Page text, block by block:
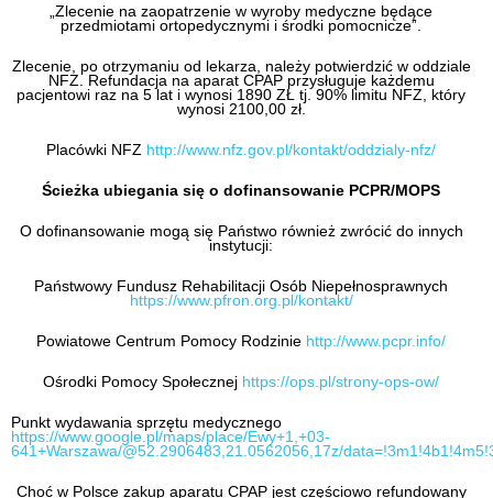
„Zlecenie na zaopatrzenie w wyroby medyczne będące
przedmiotami ortopedycznymi i środki pomocnicze”.
Zlecenie, po otrzymaniu od lekarza, należy potwierdzić w oddziale
NFZ. Refundacja na aparat CPAP przysługuje każdemu
pacjentowi raz na 5 lat i wynosi 1890 ZŁ tj. 90% limitu NFZ, który
wynosi 2100,00 zł.
Placówki NFZ http://www.nfz.gov.pl/kontakt/oddzialy-nfz/
Ścieżka ubiegania się o dofinansowanie PCPR/MOPS
O dofinansowanie mogą się Państwo również zwrócić do innych
instytucji:
Państwowy Fundusz Rehabilitacji Osób Niepełnosprawnych
https://www.pfron.org.pl/kontakt/
Powiatowe Centrum Pomocy Rodzinie http://www.pcpr.info/
Ośrodki Pomocy Społecznej https://ops.pl/strony-ops-ow/
Punkt wydawania sprzętu medycznego
https://www.google.pl/maps/place/Ewy+1,+03-
641+Warszawa/@52.2906483,21.0562056,17z/
Choć w Polsce zakup aparatu CPAP jest częściowo refundowany